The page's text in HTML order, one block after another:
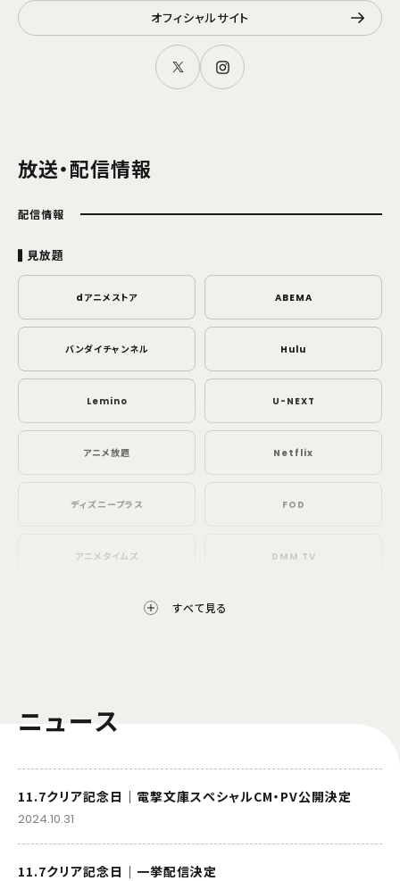
オフィシャルサイト
放送・配信情報
配信情報
見放題
dアニメストア ABEMA
バンダイチャンネル Hulu
Lemino U-NEXT
アニメ放題 Netflix
ディズニープラス FOD
アニメタイムズ DMM TV
配信開始日・配信日時は編成の都合などにより変更となる場合がございます。予めご了
Prime Video music.jp
ビデオマーケット カンテレドーガ
すべて見る
ニュース
11.7クリア記念日｜電撃文庫スペシャルCM・PV公開決定
2024.10.31
11.7クリア記念日｜一挙配信決定